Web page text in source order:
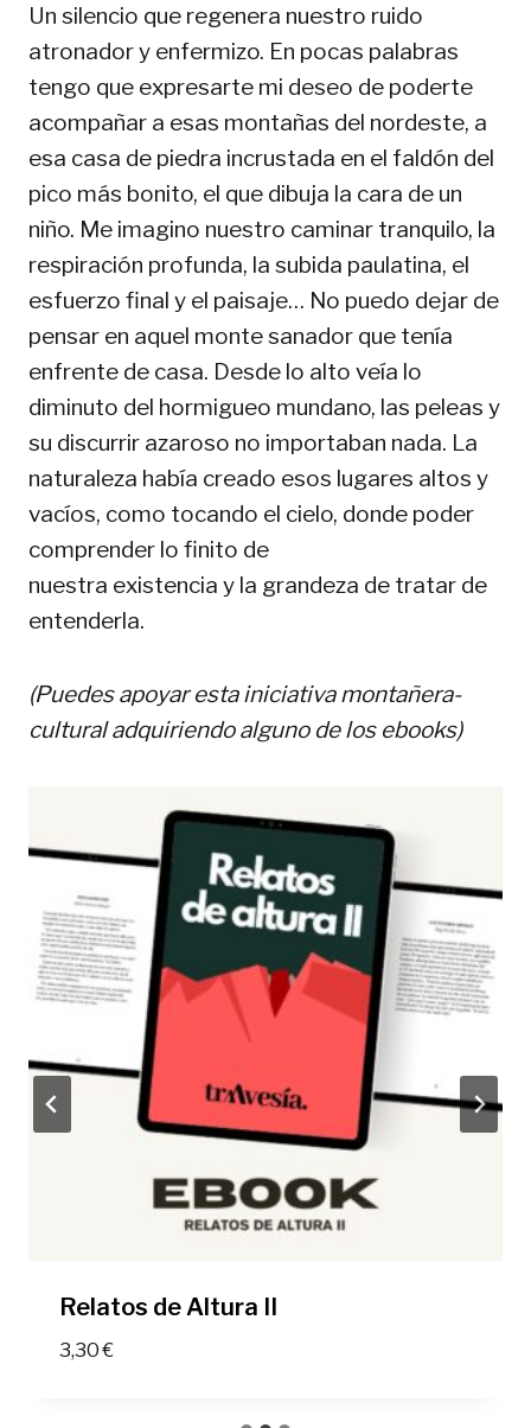
Un silencio que regenera nuestro ruido
atronador y enfermizo. En pocas palabras
tengo que expresarte mi deseo de poderte
acompañar a esas montañas del nordeste, a
esa casa de piedra incrustada en el faldón del
pico más bonito, el que dibuja la cara de un
niño. Me imagino nuestro caminar tranquilo, la
respiración profunda, la subida paulatina, el
esfuerzo final y el paisaje… No puedo dejar de
pensar en aquel monte sanador que tenía
enfrente de casa. Desde lo alto veía lo
diminuto del hormigueo mundano, las peleas y
su discurrir azaroso no importaban nada. La
naturaleza había creado esos lugares altos y
vacíos, como tocando el cielo, donde poder
comprender lo finito de
nuestra existencia y la grandeza de tratar de
entenderla.
(Puedes apoyar esta iniciativa montañera-
cultural adquiriendo alguno de los ebooks)
Relatos de Altura II
3,30€